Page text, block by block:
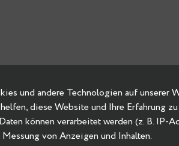
und andere Technologien auf unserer
diese Website und Ihre Erfahrung
können verarbeitet werden (z. B. IP-
von Anzeigen und Inhalten.